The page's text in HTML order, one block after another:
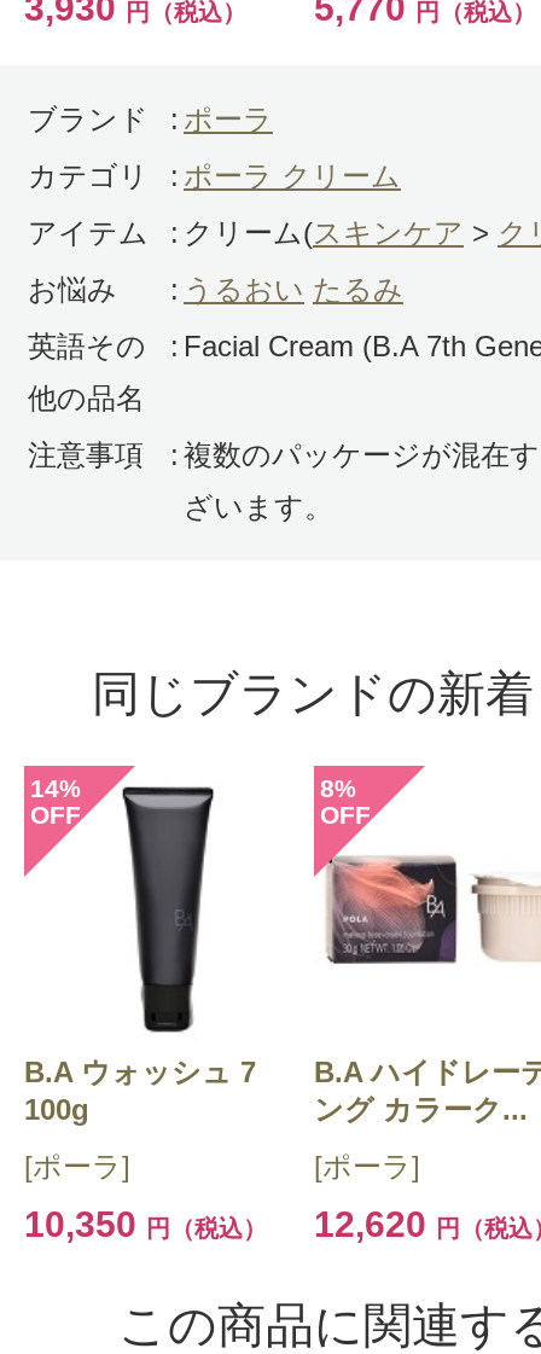
3,930 円（税込） 5,770 円（税込）
ブランド : ポーラ
カテゴリ
: ポーラ クリーム
アイテム
: クリーム(スキンケア > ク
お悩み
: うるおい たるみ
英語その
他の品名
: Facial Cream (B.A 7th
注意事項 : 複数のパッケージが混在
ざいます。
同じブランドの新
14%
OFF
B.A ウォッシュ 7
100g
[ポーラ]
10,350 円（税込）
8%
OFF
B.A ハイドレー
ング カラーク...
[ポーラ]
12,620 円（税込
この商品に関連す